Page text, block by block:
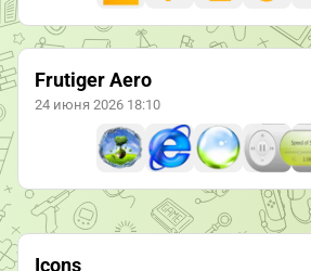
Frutiger Aero
24 июня 2026 18:10
Icons